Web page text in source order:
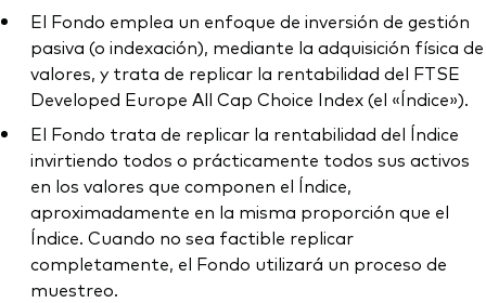
El Fondo emplea un enfoque de inversión de gestión
pasiva (o indexación), mediante la adquisición física de
valores, y trata de replicar la rentabilidad del FTSE
Developed Europe All Cap Choice Index (el «Índice»).
El Fondo trata de replicar la rentabilidad del Índice
invirtiendo todos o prácticamente todos sus activos
en los valores que componen el Índice,
aproximadamente en la misma proporción que el
Índice. Cuando no sea factible replicar
completamente, el Fondo utilizará un proceso de
muestreo.